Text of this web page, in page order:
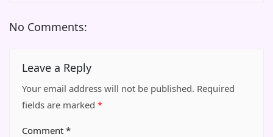
No Comments:
Leave a Reply
Your email address will not be published. Required
fields are marked *
Comment *